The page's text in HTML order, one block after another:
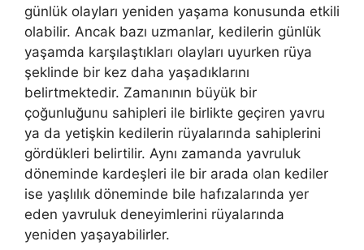
günlük olayları yeniden yaşama konusunda etkili
olabilir. Ancak bazı uzmanlar, kedilerin günlük
yaşamda karşılaştıkları olayları uyurken rüya
şeklinde bir kez daha yaşadıklarını
belirtmektedir. Zamanının büyük bir
çoğunluğunu sahipleri ile birlikte geçiren yavru
ya da yetişkin kedilerin rüyalarında sahiplerini
gördükleri belirtilir. Aynı zamanda yavruluk
döneminde kardeşleri ile bir arada olan kediler
ise yaşlılık döneminde bile hafızalarında yer
eden yavruluk deneyimlerini rüyalarında
yeniden yaşayabilirler.